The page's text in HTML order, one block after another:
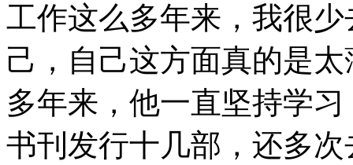
工作这么多年来，我很
己，自己这方面真的是
多年来，他一直坚持学
书刊发行十几部，还多